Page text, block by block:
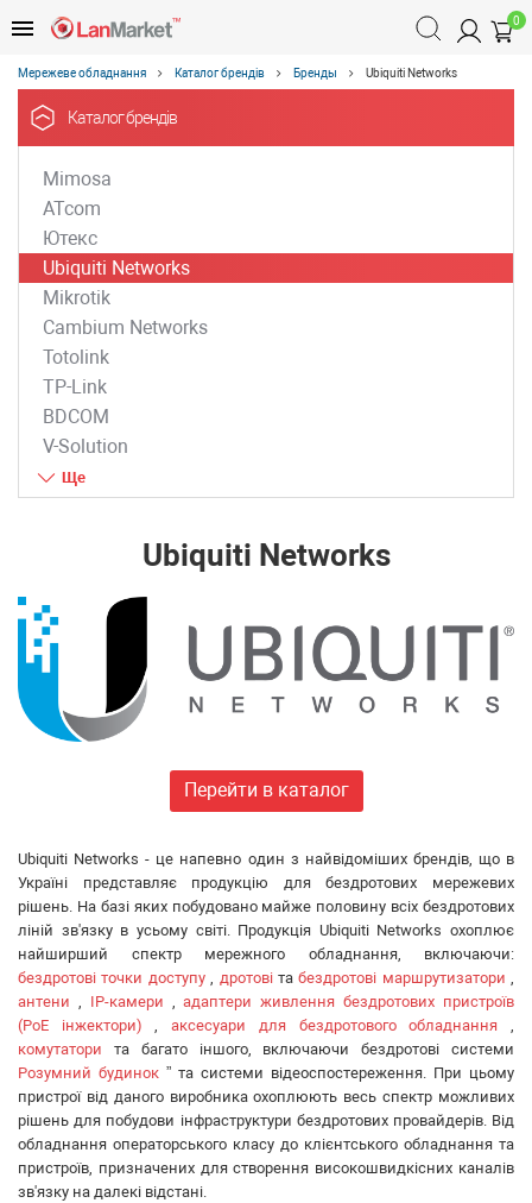
0
Мережеве обладнання Каталог брендів Бренды Ubiquiti Networks
Каталог брендів
Mimosa
ATcom
Ютекс
Ubiquiti Networks
Mikrotik
Cambium Networks
Totolink
TP-Link
BDCOM
V-Solution
ZTE
D-Link
GEAR
Merlion
Dahua
Ruijie
Aruba
Jirous
Ok-net
Cisco
MULTITEST
Tenda
ATIS
CSV
Ripley
Ritar
Fujikura
Ubiquiti Networks
Перейти в каталог
Ubiquiti Networks - це напевно один з найвідоміших брендів, що в
Україні представляє продукцію для бездротових мережевих
рішень. На базі яких побудовано майже половину всіх бездротових
ліній зв'язку в усьому світі. Продукція Ubiquiti Networks охоплює
найширший спектр мережного обладнання, включаючи:
бездротові точки доступу, дротовітабездротові маршрутизатори ,
антени , IP-камери ,адаптери живлення бездротових пристроїв
(PoE інжектори) ,аксесуари для бездротового обладнання ,
комутатори та багато іншого, включаючи бездротові системи
Розумний будинок ” та системи відеоспостереження. При цьому
пристрої від даного виробника охоплюють весь спектр можливих
рішень для побудови інфраструктури бездротових провайдерів. Від
обладнання операторського класу до клієнтського обладнання та
пристроїв, призначених для створення високошвидкісних каналів
зв'язку на далекі відстані.